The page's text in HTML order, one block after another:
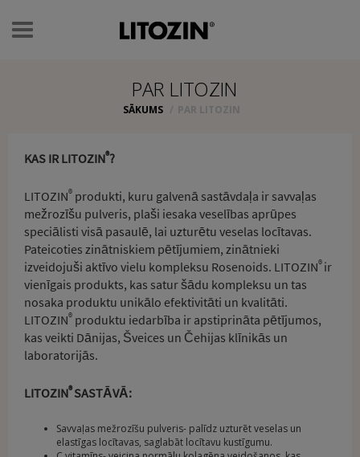
Toggle
navigation
PAR LITOZIN
SĀKUMS PAR LITOZIN
KAS IR LITOZIN®?
LITOZIN® produkti, kuru galvenā sastāvdaļa ir savvaļas
mežrozīšu pulveris, plaši iesaka veselības aprūpes
speciālisti visā pasaulē, lai uzturētu veselas locītavas.
Pateicoties zinātniskiem pētījumiem, zinātnieki
izveidojuši aktīvo vielu kompleksu Rosenoids. LITOZIN® ir
vienīgais produkts, kas satur šādu kompleksu un tas
nosaka produktu unikālo efektivitāti un kvalitāti.
LITOZIN® produktu iedarbība ir apstiprināta pētījumos,
kas veikti Dānijas, Šveices un Čehijas klīnikās un
laboratorijās.
LITOZIN®SASTĀVĀ:
Savvaļas mežrozīšu pulveris- palīdz uzturēt veselas un
elastīgas locītavas, saglabāt locītavu kustīgumu.